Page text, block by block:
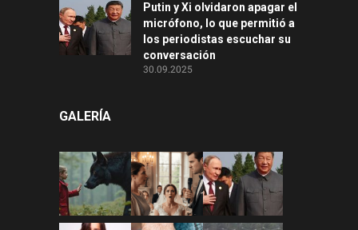
Putin y Xi olvidaron apagar el
micrófono, lo que permitió a
los periodistas escuchar su
conversación
30.09.2025
GALERÍA